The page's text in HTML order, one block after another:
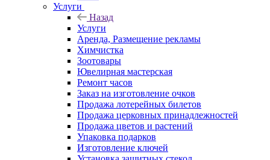
Услуги
Назад
Услуги
Аренда, Размещение рекламы
Химчистка
Зоотовары
Ювелирная мастерская
Ремонт часов
Заказ на изготовление очков
Продажа лотерейных билетов
Продажа церковных принадлежностей
Продажа цветов и растений
Упаковка подарков
Изготовление ключей